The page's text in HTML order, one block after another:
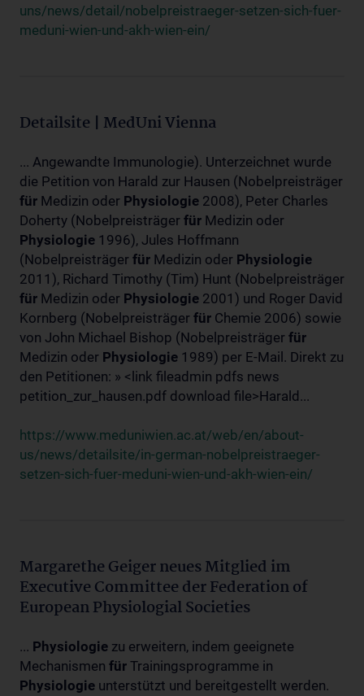
uns/news/detail/nobelpreistraeger-setzen-sich-fuer-
meduni-wien-und-akh-wien-ein/
Detailsite | MedUni Vienna
... Angewandte Immunologie). Unterzeichnet wurde
die Petition von Harald zur Hausen (Nobelpreisträger
für Medizin oder Physiologie 2008), Peter Charles
Doherty (Nobelpreisträger für Medizin oder
Physiologie 1996), Jules Hoffmann
(Nobelpreisträger für Medizin oder Physiologie
2011), Richard Timothy (Tim) Hunt (Nobelpreisträger
für Medizin oder Physiologie 2001) und Roger David
Kornberg (Nobelpreisträger für Chemie 2006) sowie
von John Michael Bishop (Nobelpreisträger für
Medizin oder Physiologie 1989) per E-Mail. Direkt zu
den Petitionen: » <link fileadmin pdfs news
petition_zur_hausen.pdf download file>Harald...
https://www.meduniwien.ac.at/web/en/about-
us/news/detailsite/in-german-nobelpreistraeger-
setzen-sich-fuer-meduni-wien-und-akh-wien-ein/
Margarethe Geiger neues Mitglied im
Executive Committee der Federation of
European Physiologial Societies
... Physiologie zu erweitern, indem geeignete
Mechanismen für Trainingsprogramme in
Physiologie unterstützt und bereitgestellt werden.